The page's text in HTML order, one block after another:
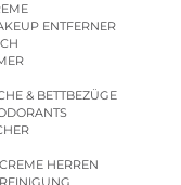
ENTFERNER
& BETTBEZÜGE
HERREN